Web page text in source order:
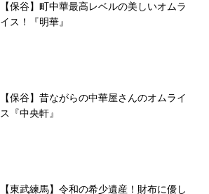
【保谷】町中華最高レベルの美しいオムラ
イス！『明華』
【保谷】昔ながらの中華屋さんのオムライ
ス『中央軒』
【東武練馬】令和の希少遺産！財布に優し